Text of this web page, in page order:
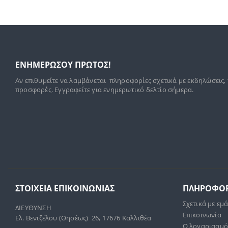
ΕΝΗΜΕΡΩΣΟΥ ΠΡΩΤΟΣ!
Αν επιθυμείτε να λαμβάνεται πληροφορίες σχετικά με εκδηλώσεις,
προσφορές. Εγγραφείτε για ενημερωτικό δελτίο σήμερα.
ΣΤΟΙΧΕΊΑ ΕΠΙΚΟΙΝΩΝΊΑΣ
ΔΙΕΥΘΥΝΣΗ
Ελ. Βενιζέλου (Θησέως) 26, 17676 Καλλιθέα
Σχετικά με
Επικοινωνία
Ο